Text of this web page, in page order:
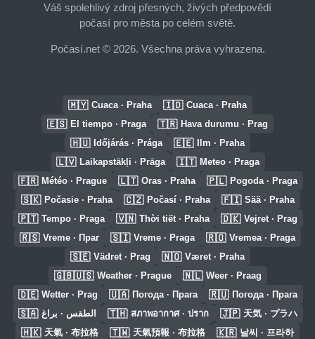
Váš spolehlivý zdroj přesných, živých předpovědí
počasí pro města po celém světě.
Počasí.net © 2026. Všechna práva vyhrazena.
🇲🇾 Cuaca · Praha 🇮🇩 Cuaca · Praha
🇪🇸 El tiempo · Praga 🇹🇷 Hava durumu · Prag
🇭🇺 Időjárás · Prága 🇪🇪 Ilm · Praha
🇱🇻 Laikapstākļi · Prāga 🇮🇹 Meteo · Praga
🇫🇷 Météo · Prague 🇱🇹 Oras · Praha 🇵🇱 Pogoda · Praga
🇸🇰 Počasie · Praha 🇨🇿 Počasí · Praha 🇫🇮 Sää · Praha
🇵🇹 Tempo · Praga 🇻🇳 Thời tiết · Praha 🇩🇰 Vejret · Prag
🇷🇸 Vreme · Праг 🇸🇮 Vreme · Praga 🇷🇴 Vremea · Praga
🇸🇪 Vädret · Prag 🇳🇴 Været · Praha
🇬🇧🇺🇸 Weather · Prague 🇳🇱 Weer · Praag
🇩🇪 Wetter · Prag 🇺🇦 Погода · Прага 🇷🇺 Погода · Прага
🇸🇦 الطقس · براغ 🇹🇭 สภาพอากาศ · ปราก 🇯🇵 天気 · プラハ
🇭🇰 天氣 · 布拉格 🇹🇼 天氣預報 · 布拉格 🇰🇷 날씨 · 프라하